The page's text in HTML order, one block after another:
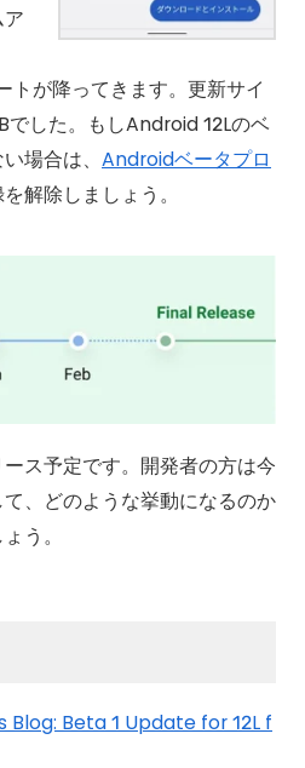
トが降ってきます。更新サイ
でした。もしAndroid 12Lのベ
場合は、 Androidベータプロ
解除しましょう。
ス予定です。開発者の方は今
、どのような挙動になるのか
う。
Beta 1 Update for 12L f